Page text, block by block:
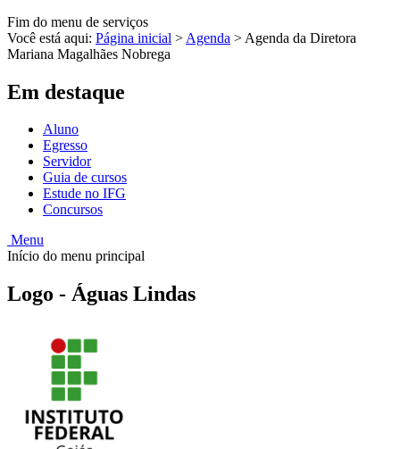
Fim do menu de serviços
Você está aqui: Página inicial > Agenda > Agenda da Diretora
Mariana Magalhães Nobrega
Em destaque
Aluno
Egresso
Servidor
Guia de cursos
Estude no IFG
Concursos
Menu
Início do menu principal
Logo - Águas Lindas